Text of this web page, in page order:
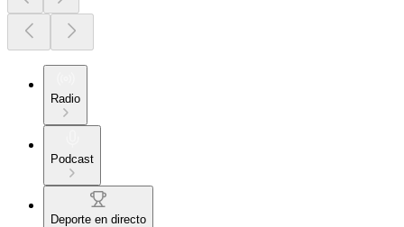
Radio
Podcast
Deporte en directo